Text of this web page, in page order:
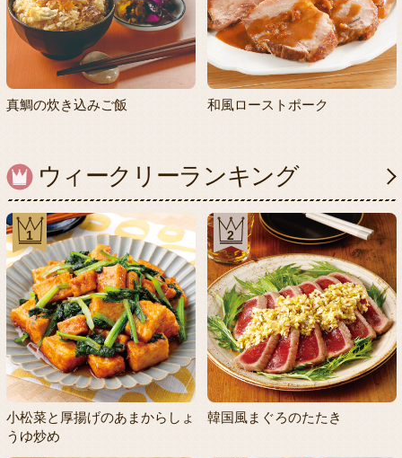
真鯛の炊き込みご飯 和風ローストポーク
ウィークリーランキング
1
小松菜と厚揚げのあまからしょ
うゆ炒め
2
韓国風まぐろのたたき